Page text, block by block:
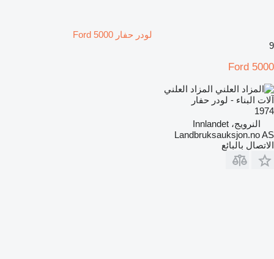
لودر حفار Ford 5000
9
Ford 5000
المزاد العلني
آلات البناء - لودر حفار
1974
النرويج، Innlandet
Landbruksauksjon.no AS
الاتصال بالبائع